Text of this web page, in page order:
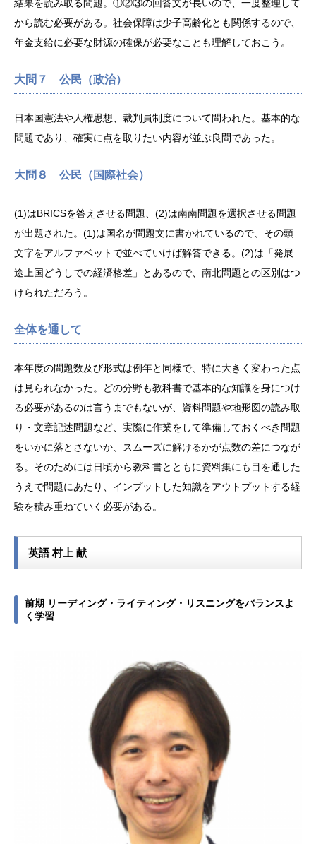
結果を読み取る問題。①②③の回答文が長いので、一度整理して
から読む必要がある。社会保障は少子高齢化とも関係するので、
年金支給に必要な財源の確保が必要なことも理解しておこう。
大問７ 公民（政治）
日本国憲法や人権思想、裁判員制度について問われた。基本的な
問題であり、確実に点を取りたい内容が並ぶ良問であった。
大問８ 公民（国際社会）
(1)はBRICSを答えさせる問題、(2)は南南問題を選択させる問題
が出題された。(1)は国名が問題文に書かれているので、その頭
文字をアルファベットで並べていけば解答できる。(2)は「発展
途上国どうしでの経済格差」とあるので、南北問題との区別はつ
けられただろう。
全体を通して
本年度の問題数及び形式は例年と同様で、特に大きく変わった点
は見られなかった。どの分野も教科書で基本的な知識を身につけ
る必要があるのは言うまでもないが、資料問題や地形図の読み取
り・文章記述問題など、実際に作業をして準備しておくべき問題
をいかに落とさないか、スムーズに解けるかが点数の差につなが
る。そのためには日頃から教科書とともに資料集にも目を通した
うえで問題にあたり、インプットした知識をアウトプットする経
験を積み重ねていく必要がある。
英語 村上 献
前期 リーディング・ライティング・リスニングをバランスよ
く学習